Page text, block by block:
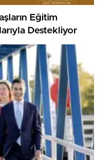
Eğitim
Destekliyor